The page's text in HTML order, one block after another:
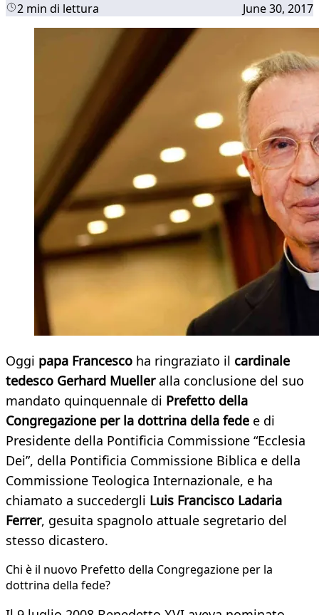
2 min di lettura June 30, 2017
Oggi papa Francesco ha ringraziato il cardinale
tedesco Gerhard Muelleralla conclusione del suo
mandato quinquennale di Prefetto della
Congregazione per la dottrina della fede e di
Presidente della Pontificia Commissione “Ecclesia
Dei”, della Pontificia Commissione Biblica e della
Commissione Teologica Internazionale, e ha
chiamato a succedergli Luis Francisco Ladaria
Ferrer, gesuita spagnolo attuale segretario del
stesso dicastero.
Chi è il nuovo Prefetto della Congregazione per la
dottrina della fede?